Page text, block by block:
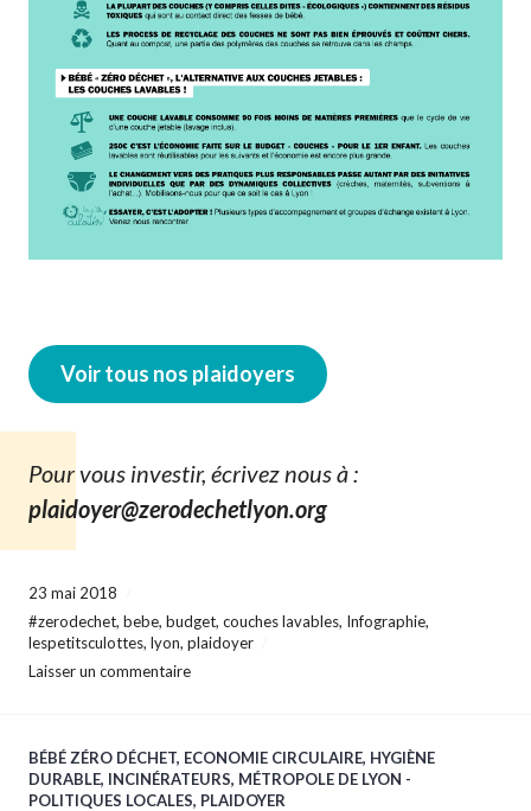
Voir tous nos plaidoyers
Pour vous investir, écrivez nous à :
plaidoyer@zerodechetlyon.org
23 mai 2018
#zerodechet, bebe, budget, couches lavables, Infographie,
lespetitsculottes, lyon, plaidoyer
Laisser un commentaire
BÉBÉ ZÉRO DÉCHET, ECONOMIE CIRCULAIRE, HYGIÈNE
DURABLE, INCINÉRATEURS, MÉTROPOLE DE LYON -
POLITIQUES LOCALES, PLAIDOYER